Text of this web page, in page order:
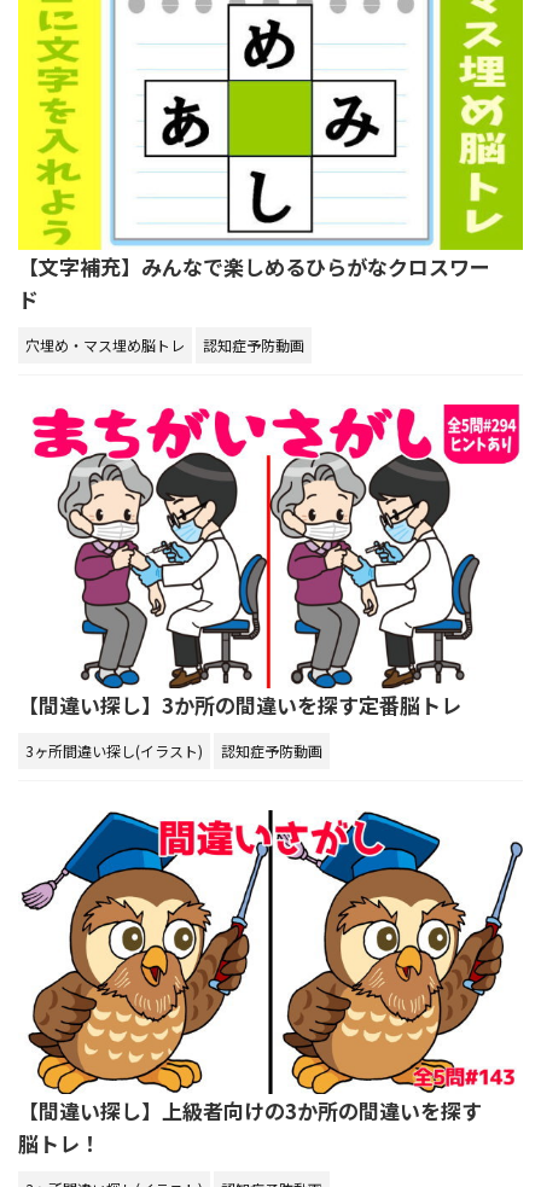
【文字補充】みんなで楽しめるひらがなクロスワー
ド
穴埋め・マス埋め脳トレ 認知症予防動画
【間違い探し】3か所の間違いを探す定番脳トレ
3ヶ所間違い探し(イラスト) 認知症予防動画
【間違い探し】上級者向けの3か所の間違いを探す
脳トレ！